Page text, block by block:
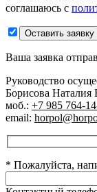
соглашаюсь с
Оставить заявку
Ваша заявка
Руководство
Борисова Наталия
моб.: +7 985 764-
email:
* Пожалуйста,